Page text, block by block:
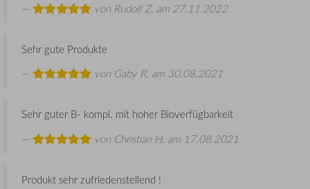
von Rudolf Z. am 27.11.2022
Sehr gute Produkte
von Gaby R. am 30.08.2021
Sehr guter B- kompl. mit hoher Bioverfügbarkeit
von Christian H. am 17.08.2021
Produkt sehr zufriedenstellend !